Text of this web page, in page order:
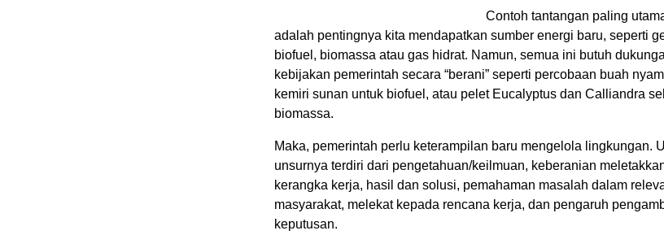
Contoh tantangan paling
adalah pentingnya kita mendapatkan sumber energi baru, seperti
biofuel, biomassa atau gas hidrat. Namun, semua ini butuh
kebijakan pemerintah secara “berani” seperti percobaan buah
kemiri sunan untuk biofuel, atau pelet Eucalyptus dan Calliandra
biomassa.
Maka, pemerintah perlu keterampilan baru mengelola lingkungan.
unsurnya terdiri dari pengetahuan/keilmuan, keberanian
kerangka kerja, hasil dan solusi, pemahaman masalah dalam
masyarakat, melekat kepada rencana kerja, dan pengaruh
keputusan.